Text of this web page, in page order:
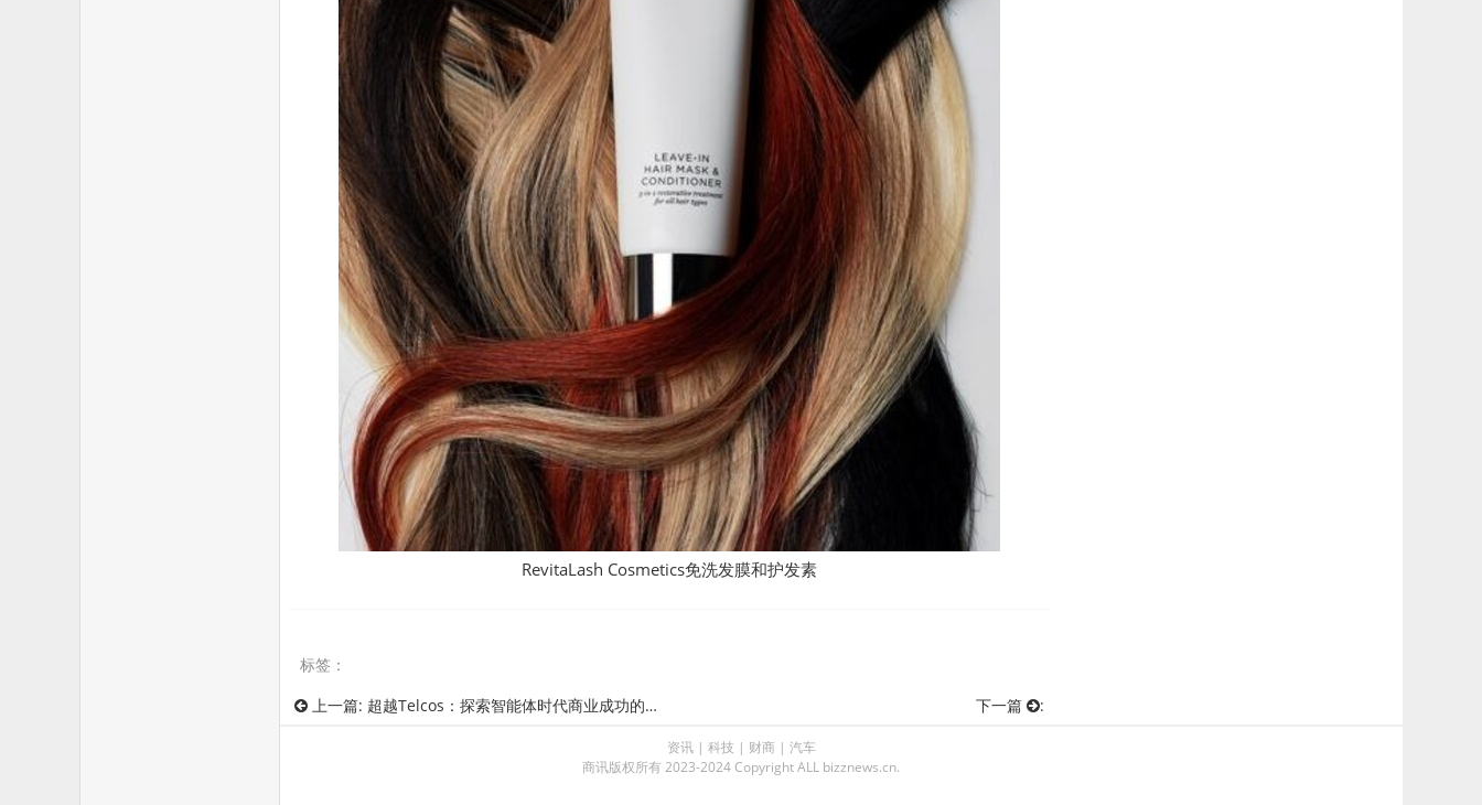
RevitaLash Cosmetics免洗发膜和护发素
标签：
上一篇: 超越Telcos：探索智能体时代商业成功的确定性路径 下一篇 :
资讯| 科技 | 财商| 汽车
商讯版权所有 2023-2024 Copyright ALL bizznews.cn.